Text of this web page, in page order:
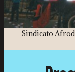
Sindicato